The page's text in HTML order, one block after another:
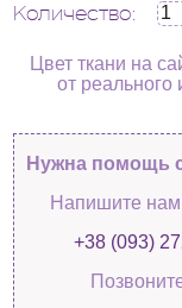
Количество:
Цвет ткани на
от реального
Нужна помощь
Напишите
+38 (093)